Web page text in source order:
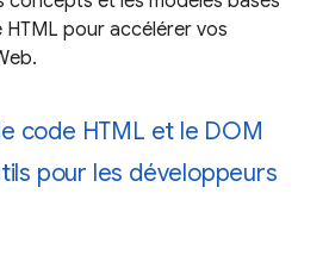
HTML pour accélérer vos
code HTML et le DOM
pour les développeurs